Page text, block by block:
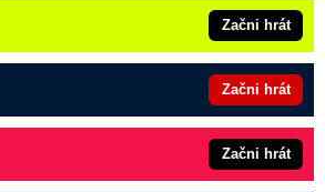
Začni hrát
Začni hrát
Začni hrát